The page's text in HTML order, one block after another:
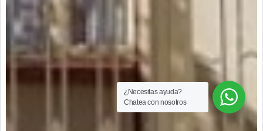
¿Necesitas ayuda?
Chatea con nosotros